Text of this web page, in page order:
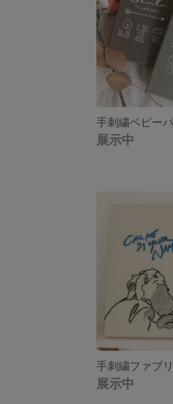
展示中
展示中